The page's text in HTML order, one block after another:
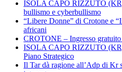
ISOLA CAPO RIZZUTO
bullismo e cyberbullismo
“Libere Donne” di Crotone e
africani
CROTONE – Ingresso
ISOLA CAPO RIZZUTO
Piano Strategico
Il Tar dà ragione all’Adp di Kr